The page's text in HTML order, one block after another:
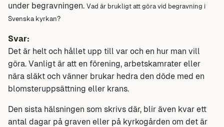
under begravningen. Vad är brukligt att göra vid begravning i
Svenska kyrkan?
Svar:
Det är helt och hållet upp till var och en hur man vill
göra. Vanligt är att en förening, arbetskamrater eller
nära släkt och vänner brukar hedra den döde med en
blomsteruppsättning eller krans.
Den sista hälsningen som skrivs där, blir även kvar ett
antal dagar på graven eller på kyrkogården om det är